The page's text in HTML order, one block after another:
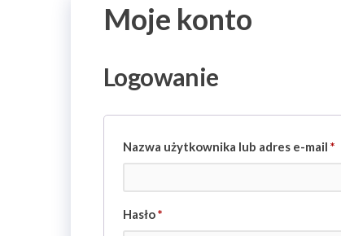
Moje konto
Logowanie
Nazwa użytkownika lub adres e-mail *
Hasło*